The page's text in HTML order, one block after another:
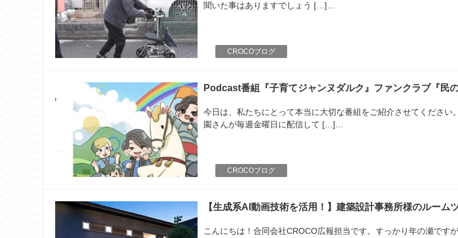
聞いた事はありますでしょう […]…
CROCOブログ
Podcast番組『子育てジャンヌダルク』ファンクラブ『民
今日は、私たちにとって本当に大切な番組をご紹介させてください
園さんが毎週金曜日に配信して […]…
CROCOブログ
【生成系AI動画技術を活用！】建築設計事務所様のルーム
こんにちは！合同会社CROCO広報担当です。すっかり年の瀬です